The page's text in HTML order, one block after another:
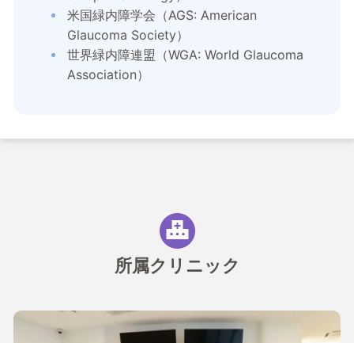
米国緑内障学会（AGS: American
Glaucoma Society）
世界緑内障連盟（WGA: World Glaucoma
Association）
所属クリニック